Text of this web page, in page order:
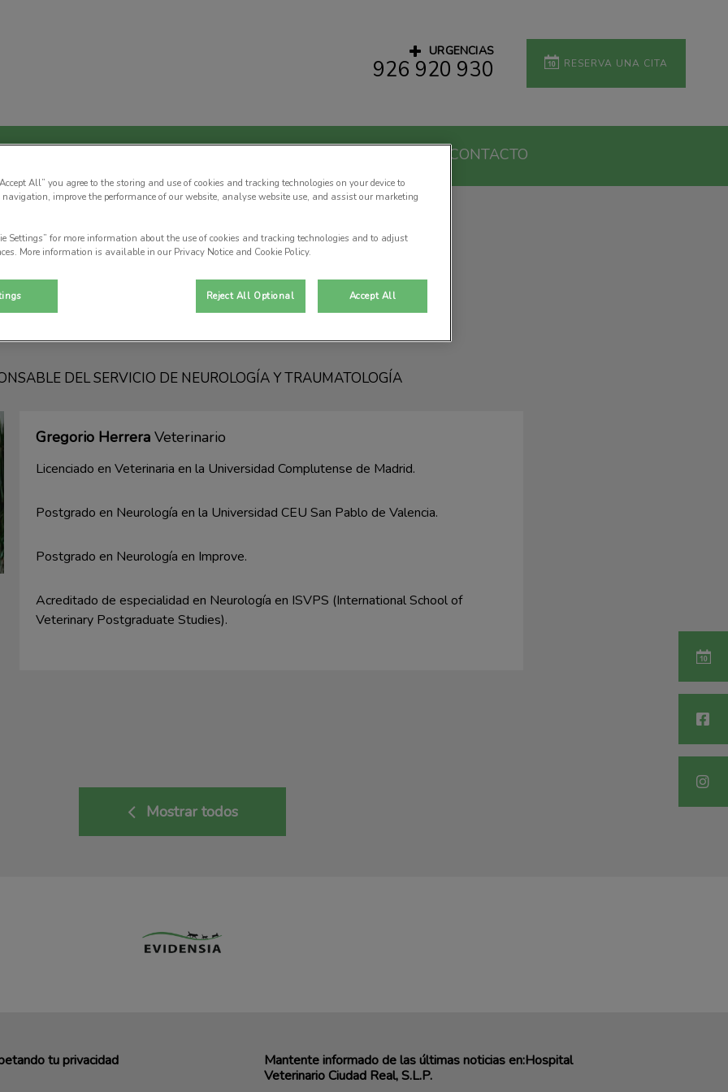
URGENCIAS
926 920 930 RESERVA UNA CITA
CONTACTO
Gregorio Herrera
DEL SERVICIO DE NEUROLOGÍA Y TRAUMATOLOGÍA
Gregorio HerreraVeterinario
Licenciado en Veterinaria en la Universidad Complutense de Madrid.
Postgrado en Neurología en la Universidad CEU San Pablo de Valencia.
Postgrado en Neurología en Improve.
Acreditado de especialidad en Neurología en ISVPS (International School of
Veterinary Postgraduate Studies).
Mostrar todos
tu privacidad
Mantente informado de las últimas noticias en:Hospital
Veterinario Ciudad Real, S.L.P.
All” you agree to the storing and use of cookies and tracking technologies on your device to
navigation, improve the performance of our website, analyse website use, and assist our marketing
Settings” for more information about the use of cookies and tracking technologies and to adjust
More information is available in our Privacy Notice and Cookie Policy.
Reject All Optional Accept All